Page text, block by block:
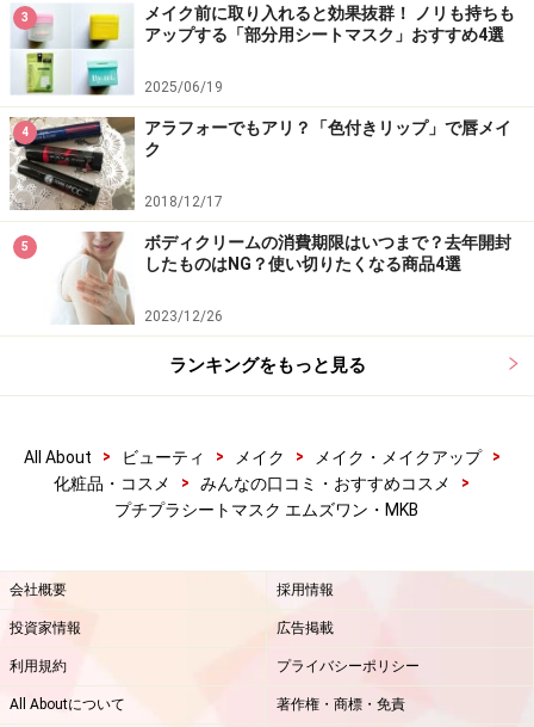
3
メイク前に取り入れると効果抜群！ ノリも持ちも
アップする「部分用シートマスク」おすすめ4選
2025/06/19
4
アラフォーでもアリ？「色付きリップ」で唇メイ
ク
2018/12/17
5
ボディクリームの消費期限はいつまで？去年開封
したものはNG？使い切りたくなる商品4選
2023/12/26
ランキングをもっと見る
All About > ビューティ > メイク > メイク・メイクアップ
>
化粧品・コスメ
> みんなの口コミ・おすすめコスメ
>
プチプラシートマスク エムズワン・MKB
会社概要 採用情報
投資家情報 広告掲載
利用規約 プライバシーポリシー
All Aboutについて 著作権・商標・免責